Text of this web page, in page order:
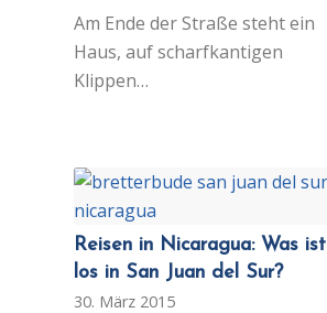
Am Ende der Straße steht ein
Haus, auf scharfkantigen
Klippen…
Reisen in Nicaragua: Was ist
los in San Juan del Sur?
30. März 2015